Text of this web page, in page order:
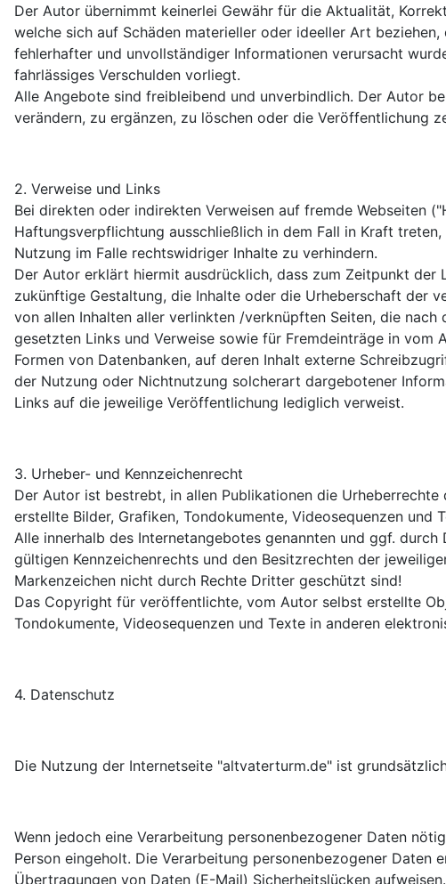
Der Autor übernimmt keinerlei Gewähr für die Aktualität,
welche sich auf Schäden materieller oder ideeller Art
fehlerhafter und unvollständiger Informationen verursacht
fahrlässiges Verschulden vorliegt.
Alle Angebote sind freibleibend und unverbindlich. Der Autor
verändern, zu ergänzen, zu löschen oder die Veröffentlichung
2. Verweise und Links
Bei direkten oder indirekten Verweisen auf fremde Webseiten
Haftungsverpflichtung ausschließlich in dem Fall in Kraft
Nutzung im Falle rechtswidriger Inhalte zu verhindern.
Der Autor erklärt hiermit ausdrücklich, dass zum Zeitpunkt der
zukünftige Gestaltung, die Inhalte oder die Urheberschaft der
von allen Inhalten aller verlinkten /verknüpften Seiten, die
gesetzten Links und Verweise sowie für Fremdeinträge in vom
Formen von Datenbanken, auf deren Inhalt externe
der Nutzung oder Nichtnutzung solcherart dargebotener
Links auf die jeweilige Veröffentlichung lediglich verweist.
3. Urheber- und Kennzeichenrecht
Der Autor ist bestrebt, in allen Publikationen die
erstellte Bilder, Grafiken, Tondokumente, Videosequenzen
Alle innerhalb des Internetangebotes genannten und ggf.
gültigen Kennzeichenrechts und den Besitzrechten der
Markenzeichen nicht durch Rechte Dritter geschützt sind!
Das Copyright für veröffentlichte, vom Autor selbst erstellte
Tondokumente, Videosequenzen und Texte in anderen
4. Datenschutz
Die Nutzung der Internetseite "altvaterturm.de" ist
Wenn jedoch eine Verarbeitung personenbezogener Daten
Person eingeholt. Die Verarbeitung personenbezogener
Übertragungen von Daten (E-Mail) Sicherheitslücken